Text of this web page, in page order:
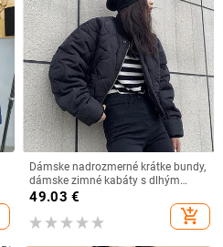
Dámske nadrozmerné krátke bundy,
dámske zimné kabáty s dlhým
rukávom, bomber bundy, vrchné
oblečenie, parka, kabát 2022, jar,
jeseň, zima
49.03 €
add_shopping_cart